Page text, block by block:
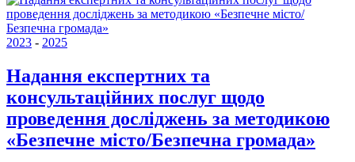
2023 - 2025
Надання експертних та
консультаційних послуг щодо
проведення досліджень за методикою
«Безпечне місто/Безпечна громада»